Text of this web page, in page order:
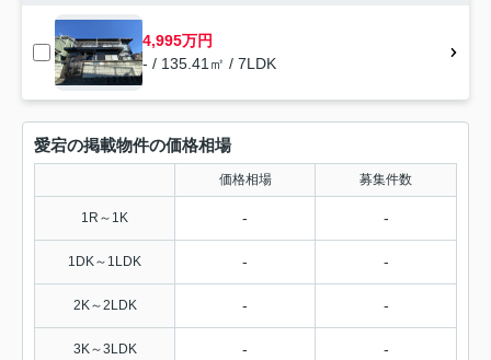
4,995万円
- / 135.41㎡ / 7LDK
愛宕の掲載物件の価格相場
価格相場 募集件数
1R～1K - -
1DK～1LDK - -
2K～2LDK - -
3K～3LDK - -